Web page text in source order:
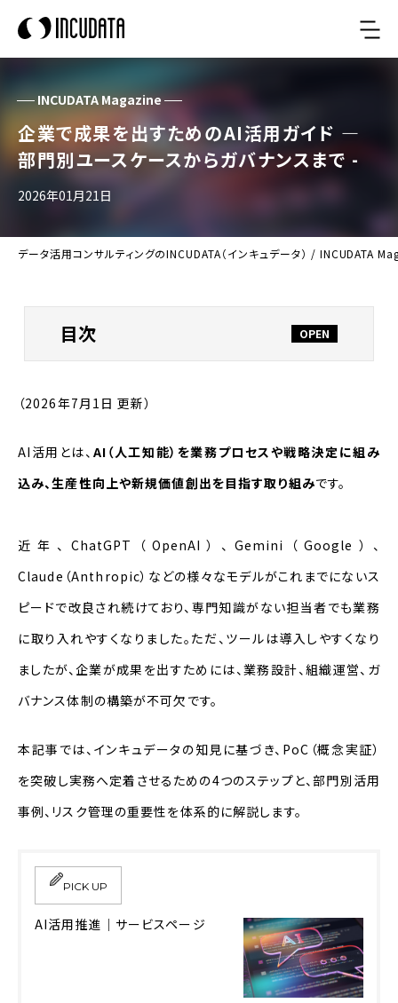
INCUDATA Magazine
企業で成果を出すためのAI活用ガイド —
部門別ユースケースからガバナンスまで -
2026年01月21日
データ活用コンサルティングのINCUDATA（インキュデータ） / INCUDATA
目次
AI活用が注目される理由
メリット①業務効率化・省力化
メリット②コスト削減
メリット③品質向上
メリット④意思決定の精度向上
失敗例①PoCで終わる・現場に定着し
ない
失敗例②データ整備が不十分
成功企業が実践するAI活用ステップ
STEP1：業務棚卸とAI化の優先順位づ
（2026年7月1日 更新）
AI活用とは、 AI（人工知能）を業務プロセスや戦略決定に組み
込み、生産性向上や新規価値創出を目指す取り組みです。
近年、ChatGPT（OpenAI）、Gemini（Google）、
Claude（Anthropic）などの様々なモデルがこれまでにないス
ピードで改良され続けており、専門知識がない担当者でも業務
に取り入れやすくなりました。ただ、ツールは導入しやすくなり
ましたが、企業が成果を出すためには、業務設計、組織運営、ガ
バナンス体制の構築が不可欠です。
本記事では、インキュデータの知見に基づき、PoC（概念実証）
を突破し実務へ定着させるための4つのステップと、部門別活用
事例、リスク管理の重要性を体系的に解説します。
PICK UP
AI活用推進｜サービスページ